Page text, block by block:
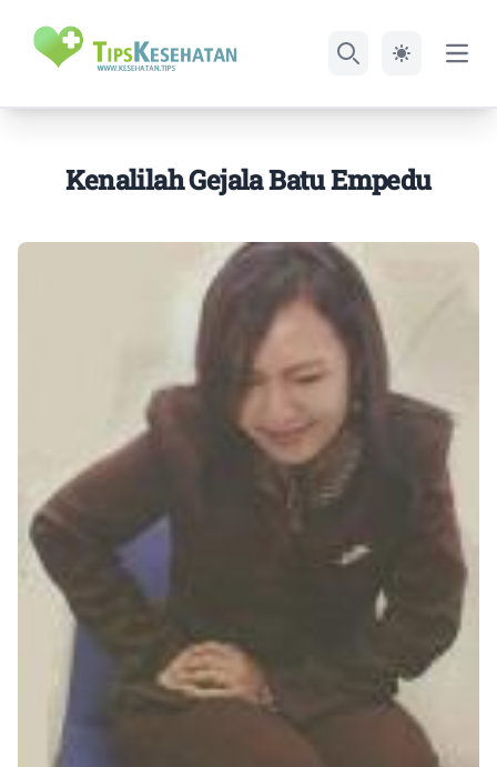
Kenalilah Gejala Batu Empedu